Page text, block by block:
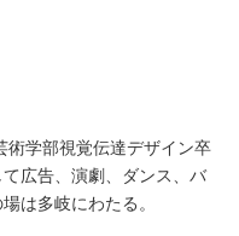
術学部視覚伝達デザイン卒
広告、演劇、ダンス、バ
は多岐にわたる。